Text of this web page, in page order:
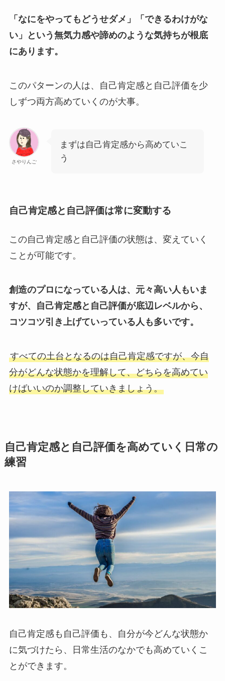
「なにをやってもどうせダメ」「できるわけがな
い」という無気力感や諦めのような気持ちが根底
にあります。
このパターンの人は、自己肯定感と自己評価を少
しずつ両方高めていくのが大事。
さやりんご
まずは自己肯定感から高めていこ
う
自己肯定感と自己評価は常に変動する
この自己肯定感と自己評価の状態は、変えていく
ことが可能です。
創造のプロになっている人は、元々高い人もいま
すが、自己肯定感と自己評価が底辺レベルから、
コツコツ引き上げていっている人も多いです。
すべての土台となるのは自己肯定感ですが、今自
分がどんな状態かを理解して、どちらを高めてい
けばいいのか調整していきましょう。
自己肯定感と自己評価を高めていく日常の
練習
自己肯定感も自己評価も、自分が今どんな状態か
に気づけたら、日常生活のなかでも高めていくこ
とができます。